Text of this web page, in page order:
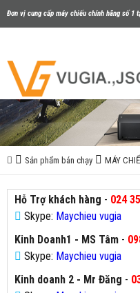
Đơn vị cung cấp máy chiếu chính hãng số 1
Sản phẩm bán chạy MÁY
Hỗ Trợ khách hàng - 024
Skype: Maychieu vugia
Kinh Doanh1 - MS Tâm -
Skype: Maychieu vugia
Kinh doanh 2 - Mr Đăng -